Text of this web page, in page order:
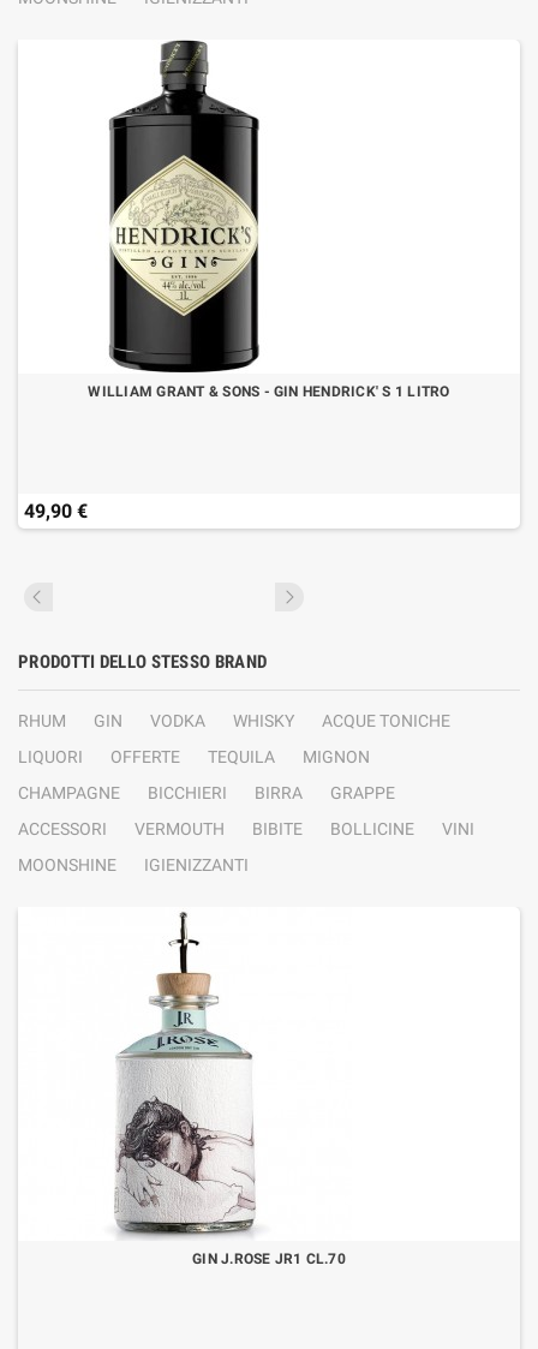
WILLIAM GRANT & SONS - GIN HENDRICK' S 1 LITRO
49,90 €
PRODOTTI DELLO STESSO BRAND
RHUM GIN VODKA WHISKY
ACQUE TONICHE
LIQUORI
OFFERTE TEQUILA
MIGNON
CHAMPAGNE
BICCHIERI BIRRA
GRAPPE
ACCESSORI
VERMOUTH BIBITE BOLLICINE
VINI
MOONSHINE
IGIENIZZANTI
GIN J.ROSE JR1 CL.70